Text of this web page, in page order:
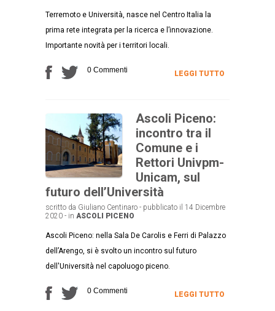
Terremoto e Università, nasce nel Centro Italia la
prima rete integrata per la ricerca e l’innovazione.
Importante novità per i territori locali.
0 Commenti LEGGI TUTTO
Ascoli Piceno:
incontro tra il
Comune e i
Rettori Univpm-
Unicam, sul
futuro dell’Università
scritto da Giuliano Centinaro - pubblicato il 14 Dicembre
2020 - in ASCOLI PICENO
Ascoli Piceno: nella Sala De Carolis e Ferri di Palazzo
dell’Arengo, si è svolto un incontro sul futuro
dell'Università nel capoluogo piceno.
0 Commenti LEGGI TUTTO